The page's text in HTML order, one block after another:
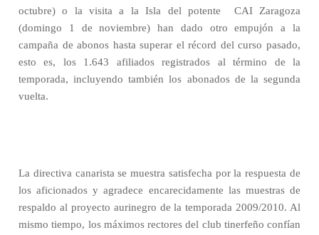
octubre) o la visita a la Isla del potente
CAI Zaragoza
(domingo 1 de noviembre) han dado otro empujón a la
campaña de abonos hasta superar el récord del curso pasado,
esto es, los 1.643 afiliados registrados al término de la
temporada, incluyendo también los abonados de la segunda
vuelta.
La directiva canarista se muestra satisfecha por la respuesta de
los aficionados y agradece encarecidamente las muestras de
respaldo al proyecto aurinegro de la temporada 2009/2010. Al
mismo tiempo, los máximos rectores del club tinerfeño confían